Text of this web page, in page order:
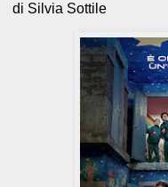
di Silvia Sottile